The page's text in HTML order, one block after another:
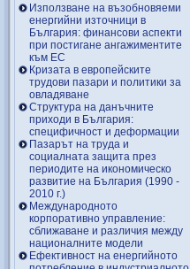
Използване на възобновяеми
енергийни източници в
България: финансови аспекти
при постигане ангажиментите
към ЕС
Кризата в европейските
трудови пазари и политики за
овладяване
Структура на данъчните
приходи в България:
специфичност и деформации
Пазарът на труда и
социалната защита през
периодите на икономическо
развитие на България (1990 -
2010 г.)
Международното
корпоративно управление:
сближаване и различия между
националните модели
Ефективност на енергийното